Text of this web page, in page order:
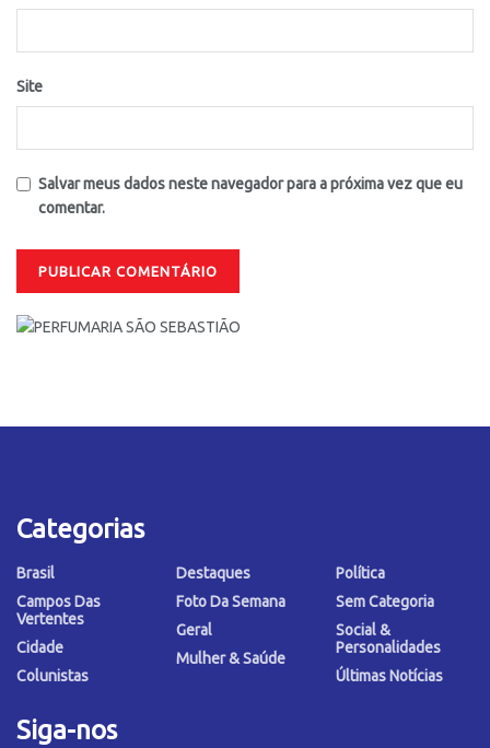
Site
Salvar meus dados neste navegador para a próxima vez que eu
comentar.
Categorias
Brasil
Campos Das
Vertentes
Cidade
Colunistas
Destaques
Foto Da Semana
Geral
Mulher & Saúde
Política
Sem Categoria
Social &
Personalidades
Últimas Notícias
Siga-nos